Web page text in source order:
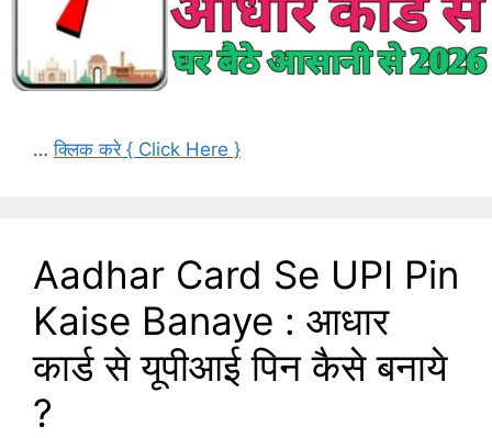
…क्लिक करे { Click Here }
Aadhar Card Se UPI Pin
Kaise Banaye : आधार
कार्ड से यूपीआई पिन कैसे बनाये
?